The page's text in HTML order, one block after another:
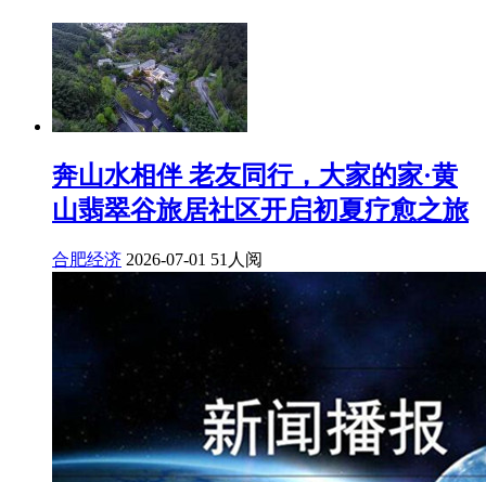
奔山水相伴 老友同行，大家的家·黄
山翡翠谷旅居社区开启初夏疗愈之旅
合肥经济 2026-07-01 51人阅